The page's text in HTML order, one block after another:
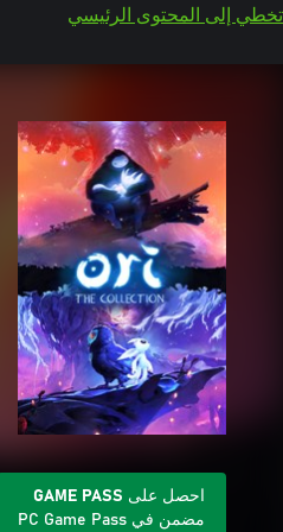
تخطي إلى المحتوى الرئيسي
احصل على GAME PASS
مضمن في PC Game Pass